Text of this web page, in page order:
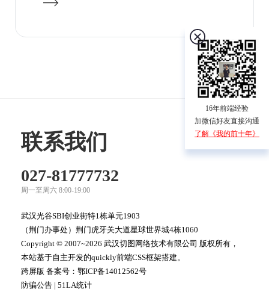
联系我们
027-81777732
周一至周六 8:00-19:00
武汉光谷SBI创业街特1栋单元1903
（荆门办事处）荆门虎牙关大道星球世界城4栋1060
Copyright © 2007~2026 武汉切图网络技术有限公司 版权所有，
本站基于自主开发的quickly前端CSS框架搭建。
跨屏版 备案号： 鄂ICP备14012562号
防骗公告 | 51LA统计
16年前端经验
加微信好友直接沟通
了解《我的前十年》